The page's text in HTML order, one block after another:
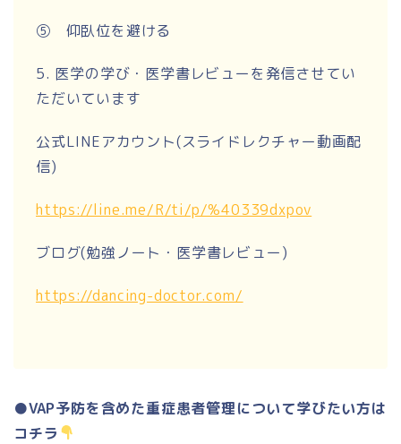
⑤ 仰臥位を避ける
5. 医学の学び・医学書レビューを発信させてい
ただいています
公式LINEアカウント(スライドレクチャー動画配
信)
https://line.me/R/ti/p/%40339dxpov
ブログ(勉強ノート・医学書レビュー)
https://dancing-doctor.com/
●VAP予防を含めた重症患者管理について学びたい方は
コチラ